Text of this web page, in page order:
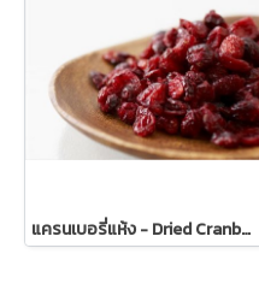
แครนเบอรี่แห้ง - Dried Cranberry Fruit